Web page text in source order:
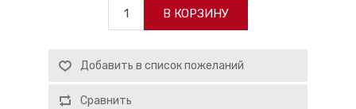
В КОРЗИНУ
Добавить в список пожеланий
Сравнить